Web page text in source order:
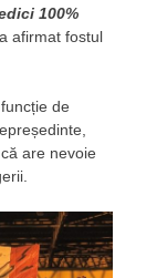
100%
, a afirmat fostul
de
are nevoie